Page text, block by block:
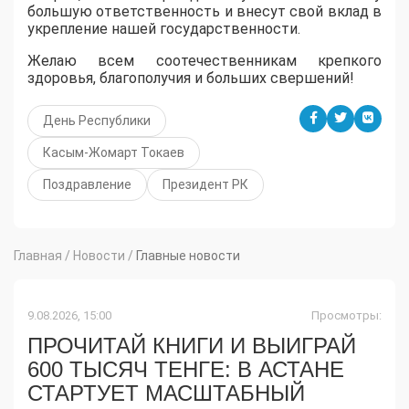
большую ответственность и внесут свой вклад в
укрепление нашей государственности.
Желаю всем соотечественникам крепкого
здоровья, благополучия и больших свершений!
День Республики
Касым-Жомарт Токаев
Поздравление Президент РК
Главная / Новости / Главные новости
9.08.2026, 15:00 Просмотры:
ПРОЧИТАЙ КНИГИ И ВЫИГРАЙ
600 ТЫСЯЧ ТЕНГЕ: В АСТАНЕ
СТАРТУЕТ МАСШТАБНЫЙ